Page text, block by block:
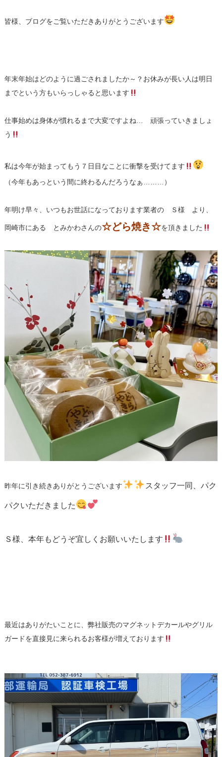
皆様、ブログをご覧いただきありがとうございます
年末年始はどのように過ごされましたか～？お休みが長い人は明日
までという方もいらっしゃると思います
仕事始めは身体が慣れるまで大変ですよね… 頑張っていきましょ
う
私は今年が始まってもう７日目なことに衝撃を受けてます
（今年もあっという間に終わるんだろうなぁ………）
年明け早々、いつもお世話になっております業者の Ｓ様 より、
岡崎市にある とみかわさんの☆どら焼き☆を頂きました
昨年に引き続きありがとうございます スタッフ一同、パク
パクいただきました
Ｓ様、本年もどうぞ宜しくお願いいたします
最近はありがたいことに、弊社販売のマグネットデカールやグリル
ガードを直接見に来られるお客様が増えております